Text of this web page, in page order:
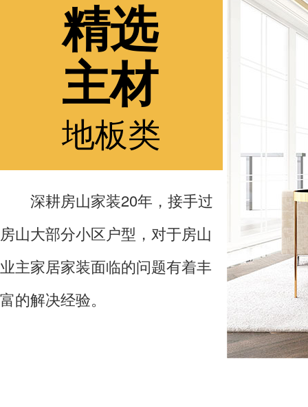
精选
主材
地板类
深耕房山家装20年，接手过
房山大部分小区户型，对于房山
业主家居家装面临的问题有着丰
富的解决经验。